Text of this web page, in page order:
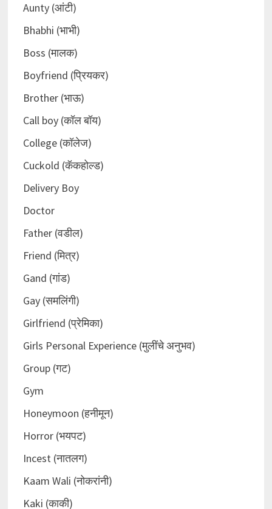
Aunty (आंटी)
Bhabhi (भाभी)
Boss (मालक)
Boyfriend (प्रियकर)
Brother (भाऊ)
Call boy (कॉल बॉय)
College (कॉलेज)
Cuckold (कॅकहोल्ड)
Delivery Boy
Doctor
Father (वडील)
Friend (मित्र)
Gand (गांड)
Gay (समलिंगी)
Girlfriend (प्रेमिका)
Girls Personal Experience (मुलींचे अनुभव)
Group (गट)
Gym
Honeymoon (हनीमून)
Horror (भयपट)
Incest (नातलग)
Kaam Wali (नोकरांनी)
Kaki (काकी)